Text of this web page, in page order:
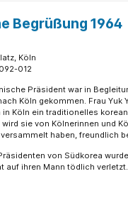
Begrüßung 1964
Köln
012
Präsident war in
Köln gekommen. Frau Yuk
in Köln ein traditionelles
sie von Kölnerinnen und
haben, freundlich
von Südkorea
auf ihren Mann tödlich verletzt.